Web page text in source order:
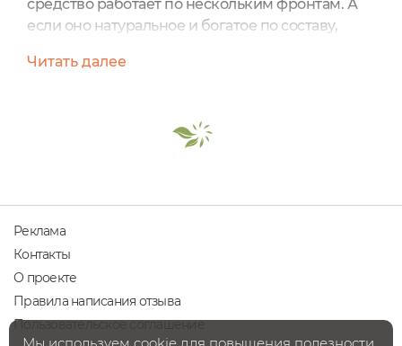
средство работает по нескольким фронтам. А
если оно натуральное и богатое по составу,
Такой убтан выпускает профессиональная
плюс – это многостороннее и разноцелевое
Читать далее
Реклама
Контакты
О проекте
Правила написания отзыва
Пользовательское соглашение